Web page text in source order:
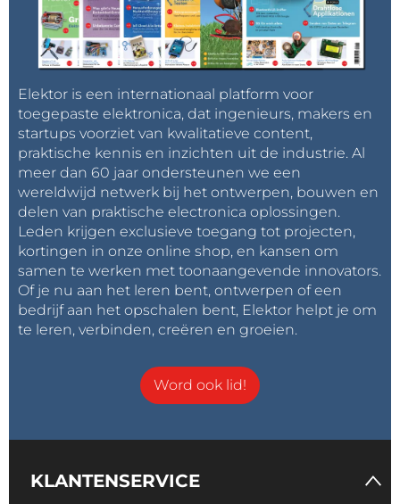
Elektor is een internationaal platform voor
toegepaste elektronica, dat ingenieurs, makers en
startups voorziet van kwalitatieve content,
praktische kennis en inzichten uit de industrie. Al
meer dan 60 jaar ondersteunen we een
wereldwijd netwerk bij het ontwerpen, bouwen en
delen van praktische electronica oplossingen.
Leden krijgen exclusieve toegang tot projecten,
kortingen in onze online shop, en kansen om
samen te werken met toonaangevende innovators.
Of je nu aan het leren bent, ontwerpen of een
bedrijf aan het opschalen bent, Elektor helpt je om
te leren, verbinden, creëren en groeien.
Word ook lid!
KLANTENSERVICE